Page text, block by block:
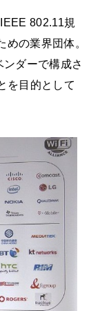
802.11規
の業界団体。
ダーで構成さ
を目的として